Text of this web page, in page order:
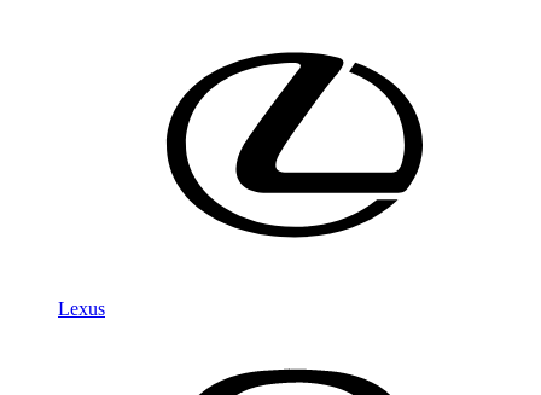
Lexus